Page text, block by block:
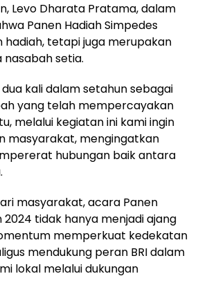
Levo Dharata Pratama, dalam
Panen Hadiah Simpedes
tetapi juga merupakan
nasabah setia.
kali dalam setahun sebagai
yang telah mempercayakan
melalui kegiatan ini kami ingin
masyarakat, mengingatkan
hubungan baik antara
masyarakat, acara Panen
2024 tidak hanya menjadi ajang
memperkuat kedekatan
mendukung peran BRI dalam
lokal melalui dukungan